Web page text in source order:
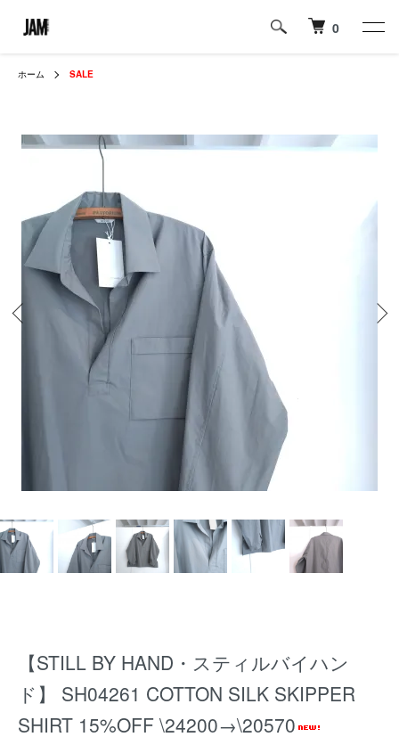
0
ホーム SALE
【STILL BY HAND・スティルバイハン
ド】 SH04261 COTTON SILK SKIPPER
SHIRT 15%OFF \24200→\20570